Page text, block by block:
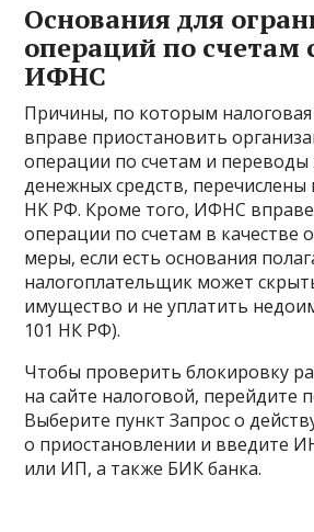
Основания для
операций по счетам
ИФНС
Причины, по которым налоговая
вправе приостановить
операции по счетам и переводы
денежных средств, перечислены
НК РФ. Кроме того, ИФНС
операции по счетам в качестве
меры, если есть основания
налогоплательщик может
имущество и не уплатить
101 НК РФ).
Чтобы проверить блокировку
на сайте налоговой, перейдите
Выберите пункт Запрос о
о приостановлении и введите
или ИП, а также БИК банка.